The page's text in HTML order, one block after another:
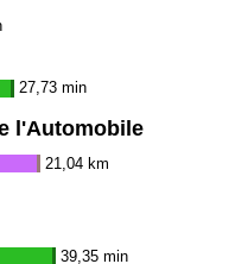
27,73 min
l'Automobile
21,04 km
39,35 min